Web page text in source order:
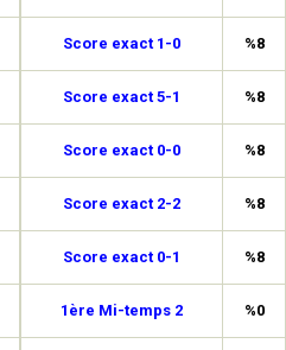
Score exact 1-0 %8
Score exact 5-1 %8
Score exact 0-0 %8
Score exact 2-2 %8
Score exact 0-1 %8
1ère Mi-temps 2 %0